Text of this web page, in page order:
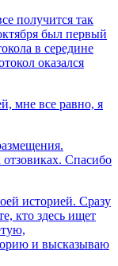
получится так
был первый
в середине
оказался
мне все равно, я
отзовиках. Спасибо
историей. Сразу
кто здесь ищет
и высказываю